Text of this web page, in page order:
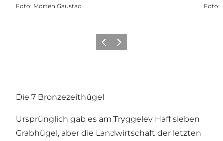
Foto: Morten Gaustad Foto:
ZurückWeiter
Die 7 Bronzezeithügel
Ursprünglich gab es am Tryggelev Haff sieben
Grabhügel, aber die Landwirtschaft der letzten